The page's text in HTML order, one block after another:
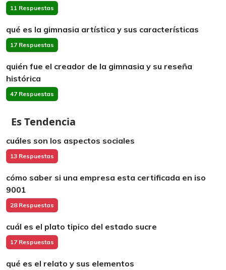
11 Respuestas
qué es la gimnasia artística y sus características
17 Respuestas
quién fue el creador de la gimnasia y su reseña
histórica
47 Respuestas
Es Tendencia
cuáles son los aspectos sociales
13 Respuestas
cómo saber si una empresa esta certificada en iso
9001
28 Respuestas
cuál es el plato tipico del estado sucre
17 Respuestas
qué es el relato y sus elementos